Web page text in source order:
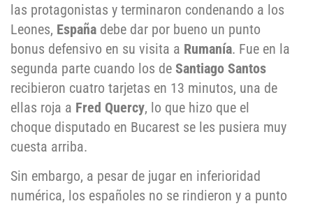
las protagonistas y terminaron condenando a los
Leones, España debe dar por bueno un punto
bonus defensivo en su visita a Rumanía. Fue en la
segunda parte cuando los de Santiago Santos
recibieron cuatro tarjetas en 13 minutos, una de
ellas roja a Fred Quercy, lo que hizo que el
choque disputado en Bucarest se les pusiera muy
cuesta arriba.
Sin embargo, a pesar de jugar en inferioridad
numérica, los españoles no se rindieron y a punto